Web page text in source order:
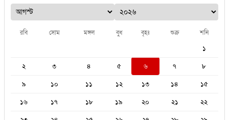
রবি সোম মঙ্গল বুধ বৃহঃ শুক্র শনি
১
২
৩ ৪ ৫ ৬ ৭
৮
৯
১০ ১১ ১২ ১৩ ১৪
১৫
১৬
১৭ ১৮ ১৯ ২০ ২১
২২